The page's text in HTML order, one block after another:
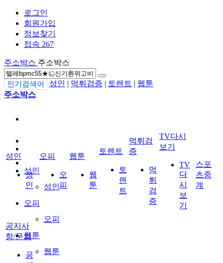
로그인
회원가입
정보찾기
접속 267
주소박스 주소박스
인기검색어 성인 | 먹튀검증 | 토렌트 | 웹툰
주소박스
성인
성인
오피
오피
웹툰
웹툰
성인
성
인
오피
오
피
웹툰
웹
툰
토렌트
토
렌
트
먹튀검
증
먹
튀
검
증
TV다시
보기
TV
다
시
보
기
스포
츠중
계
공지사
항/문의
공